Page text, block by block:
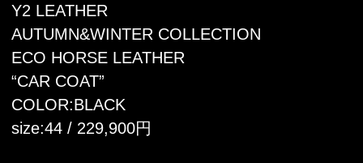
Y2 LEATHER
AUTUMN&WINTER COLLECTION
ECO HORSE LEATHER
“CAR COAT”
COLOR:BLACK
size:44 / 229,900円